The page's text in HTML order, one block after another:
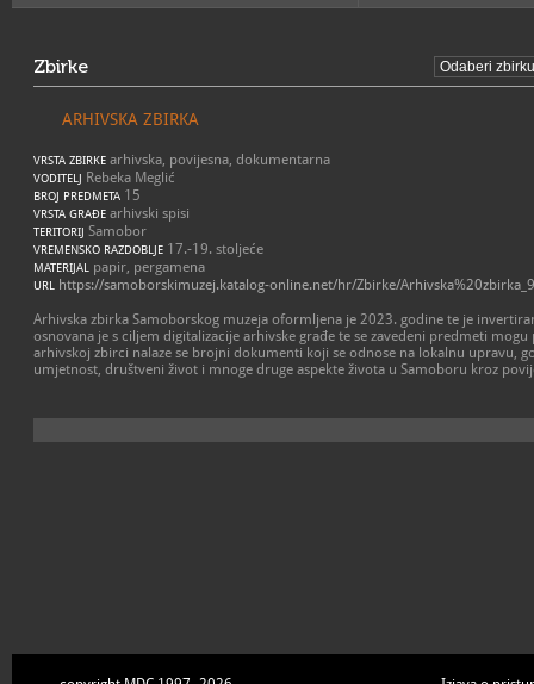
Zbirke
ARHIVSKA ZBIRKA
VRSTA ZBIRKE arhivska, povijesna, dokumentarna
VODITELJ Rebeka Meglić
BROJ PREDMETA 15
VRSTA GRAĐE arhivski spisi
TERITORIJ Samobor
VREMENSKO RAZDOBLJE 17.-19. stoljeće
MATERIJAL papir, pergamena
URL https://samoborskimuzej.katalog-online.net/hr/Zbirke/Arhivska%20zbirka_9
Arhivska zbirka Samoborskog muzeja oformljena je 2023. godine te je
osnovana je s ciljem digitalizacije arhivske građe te se zavedeni predmeti
arhivskoj zbirci nalaze se brojni dokumenti koji se odnose na lokalnu upravu,
umjetnost, društveni život i mnoge druge aspekte života u Samoboru kroz